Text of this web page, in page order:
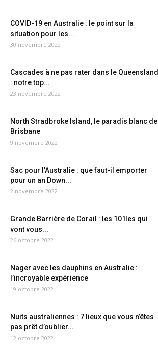
COVID-19 en Australie : le point sur la
situation pour les...
30 novembre 2022
Cascades à ne pas rater dans le Queensland
: notre top...
23 novembre 2022
North Stradbroke Island, le paradis blanc de
Brisbane
9 novembre 2022
Sac pour l’Australie : que faut-il emporter
pour un an Down...
2 novembre 2022
Grande Barrière de Corail : les 10 îles qui
vont vous...
26 octobre 2022
Nager avec les dauphins en Australie :
l’incroyable expérience
19 octobre 2022
Nuits australiennes : 7 lieux que vous n’êtes
pas prêt d’oublier...
12 octobre 2022